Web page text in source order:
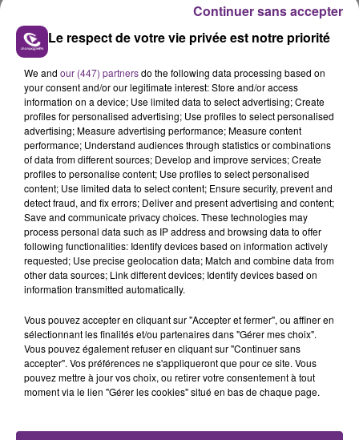
LA CENTRALE NUCLÉAIRE DE CHOOZ
TOUJOURS À L'ARRÊT
Cela fait déjà une semaine que la centrale
nucléaire ardennaise est à l'arrêt. Une situation
justifiée par la sécheresse intense qui est toujours
présente.
LE MAGASIN JOUÉCLUB DE REIMS FERME
SES PORTES
C'était l'une des institutions du centre-ville
rémois. Le magasin JouéClub est contraint de
fermer ses portes.
Le respect de votre vie privée est notre priorité
We and our (447) partnersdo the following data processing based on
your consent and/or our legitimate interest: Store and/or access
information on a device; Use limited data to select advertising; Create
profiles for personalised advertising; Use profiles to select personalised
advertising; Measure advertising performance; Measure content
performance; Understand audiences through statistics or combinations
of data from different sources; Develop and improve services; Create
profiles to personalise content; Use profiles to select personalised
content; Use limited data to select content; Ensure security, prevent and
detect fraud, and fix errors; Deliver and present advertising and content;
Save and communicate privacy choices. These technologies may
process personal data such as IP address and browsing data to offer
following functionalities: Identify devices based on information actively
requested; Use precise geolocation data; Match and combine data from
other data sources; Link different devices; Identify devices based on
information transmitted automatically.
Vous pouvez accepter en cliquant sur "Accepter et fermer", ou affiner en
sélectionnant les finalités et/ou partenaires dans "Gérer mes choix".
Vous pouvez également refuser en cliquant sur "Continuer sans
accepter". Vos préférences ne s'appliqueront que pour ce site. Vous
pouvez mettre à jour vos choix, ou retirer votre consentement à tout
moment via le lien "Gérer les cookies" situé en bas de chaque page.
Continuer sans accepter